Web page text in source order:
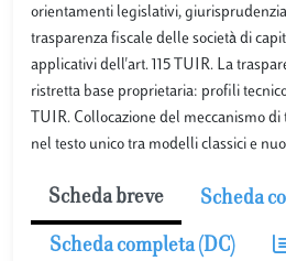
orientamenti legislativi,
trasparenza fiscale delle società di
applicativi dell'art. 115 TUIR. La
ristretta base proprietaria: profili
TUIR. Collocazione del meccanismo
nel testo unico tra modelli classici e
Scheda breve Scheda
Scheda completa (DC)